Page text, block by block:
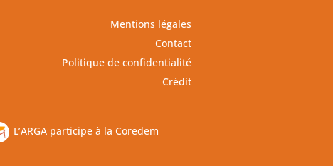
Mentions légales
Contact
Politique de confidentialité
Crédit
L’ARGA participe à la Coredem